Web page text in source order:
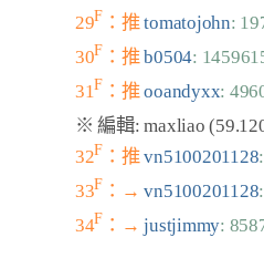
29F ：推 tomatojohn:
30F ：推 b0504:
31F ：推 ooandyxx:
32F ：推 vn5100201128
33F ：→ vn5100201128
34F ：→ justjimmy: